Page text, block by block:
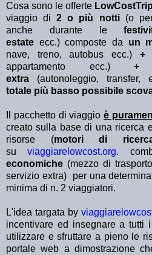
Cosa sono le offerte LowCostTrip
viaggio di2 o più notti (o
anche durante le
estate ecc.) composte da un
nave, treno, autobus ecc.) +
appartamento ecc.)
extra (autonoleggio, transfer,
totale più basso possibile
Il pacchetto di viaggio è
creato sulla base di una ricerca
risorse (motori di
suviaggiarelowcost.org.
economiche (mezzo di
servizio extra)
per una
minima di n. 2 viaggiatori.
L'idea targata by
incentivare ed insegnare a tutti
utilizzare e sfruttare a pieno le
portale web a dimostrazione